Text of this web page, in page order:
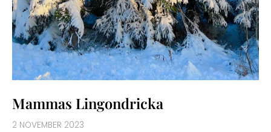
Mammas Lingondricka
2 NOVEMBER 2023